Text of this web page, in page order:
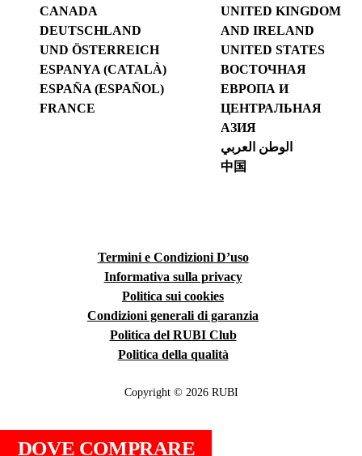
DOVE COMPRARE
CANADA
DEUTSCHLAND
UND ÖSTERREICH
ESPANYA (CATALÀ)
ESPAÑA (ESPAÑOL)
FRANCE
UNITED KINGDOM
AND IRELAND
UNITED STATES
ВОСТОЧНАЯ
ЕВРОПА И
ЦЕНТРАЛЬНАЯ
АЗИЯ
الوطن العربي
中国
Termini e Condizioni D’uso
Informativa sulla privacy
Politica sui cookies
Condizioni generali di garanzia
Politica del RUBI Club
Politica della qualità
Copyright © 2026 RUBI